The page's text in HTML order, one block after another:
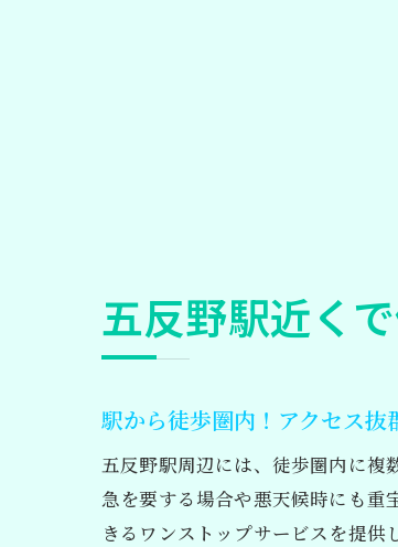
五反野駅近く
駅から徒歩圏内！アクセス抜
五反野駅周辺には、徒歩圏内に複
急を要する場合や悪天候時にも重
きるワンストップサービスを提供